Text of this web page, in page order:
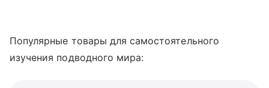
Популярные товары для самостоятельного
изучения подводного мира: